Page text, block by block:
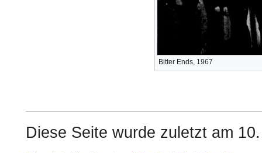
Bitter Ends, 1967
Diese Seite wurde zuletzt am